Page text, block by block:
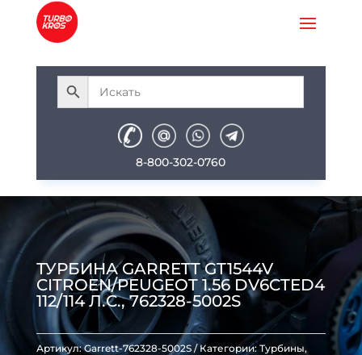
8-800-302-0760
ТУРБИНА GARRETT GT1544V
CITROEN/PEUGEOT 1.56 DV6CTED4
112/114 Л.С., 762328-5002S
Артикул:Garrett-762328-5002S Категории: Турбины,